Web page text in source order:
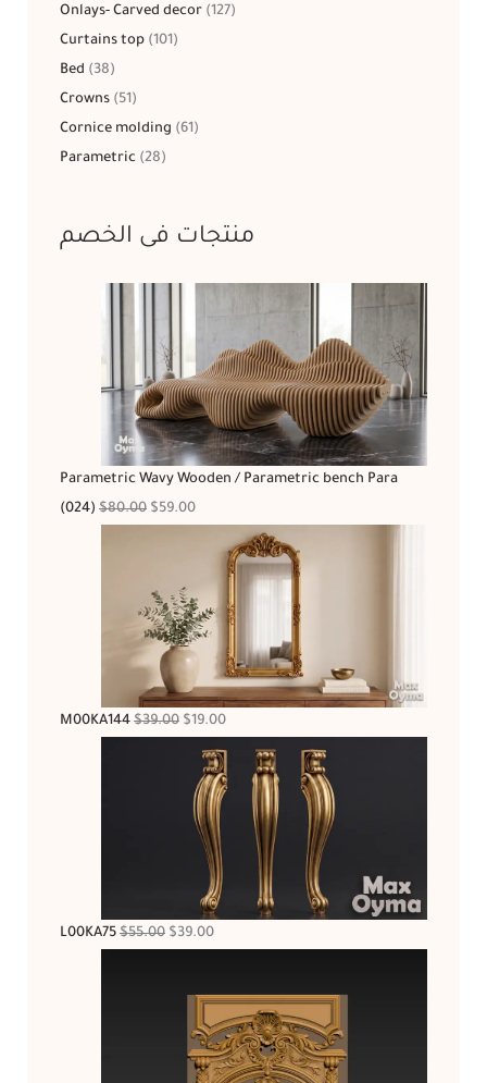
Onlays- Carved decor
127
Curtains top
101
Bed
38
Crowns
51
Cornice molding
61
Parametric 28
منتجات فى الخصم
Parametric Wavy Wooden / Parametric bench Para
(024) $80.00 $59.00
M00KA144 $39.00 $ 19.00
L00KA75 $55.00 $39.00